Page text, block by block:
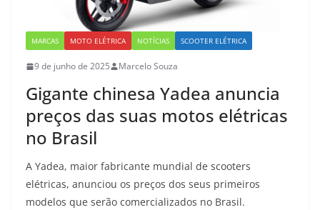
MARCAS MOTO ELÉTRICA NOTÍCIAS SCOOTER ELÉTRICA
9 de junho de 2025 Marcelo Souza
Gigante chinesa Yadea anuncia
preços das suas motos elétricas
no Brasil
A Yadea, maior fabricante mundial de scooters
elétricas, anunciou os preços dos seus primeiros
modelos que serão comercializados no Brasil.